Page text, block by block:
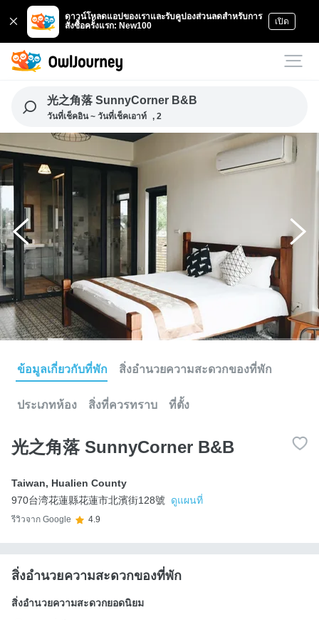
ดาวน์โหลดแอปของเราและรับคูปองส่วนลดสำหรับการ
สั่งซื้อครั้งแรก: New100
เปิด
光之角落 SunnyCorner B&B
วันที่เช็คอิน ~ วันที่เช็คเอาท์ , 2
ข้อมูลเกี่ยวกับที่พัก สิ่งอำนวยความสะดวกของที่พัก
ประเภทห้อง สิ่งที่ควรทราบ ที่ตั้ง
光之角落 SunnyCorner B&B
Taiwan, Hualien County
970台湾花蓮縣花蓮市北濱街128號
ดูแผนที่
รีวิวจาก Google 4.9
สิ่งอำนวยความสะดวกของที่พัก
สิ่งอำนวยความสะดวกยอดนิยม